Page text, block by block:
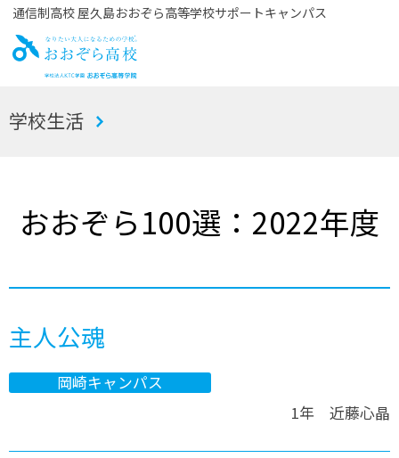
通信制高校 屋久島おおぞら高等学校サポートキャンパス
お
学校生活
おおぞら100選：2022年度
主人公魂
岡崎キャンパス
1年 近藤心晶